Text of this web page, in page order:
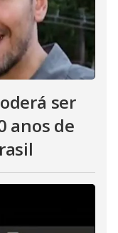
ser
anos de